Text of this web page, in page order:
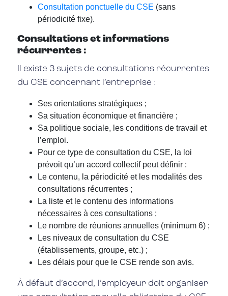
Consultation ponctuelle du CSE (sans
périodicité fixe).
Consultations et informations
récurrentes :
Il existe 3 sujets de consultations récurrentes
du CSE concernant l’entreprise :
Ses orientations stratégiques ;
Sa situation économique et financière ;
Sa politique sociale, les conditions de travail et
l’emploi.
Pour ce type de consultation du CSE, la loi
prévoit qu’un accord collectif peut définir :
Le contenu, la périodicité et les modalités des
consultations récurrentes ;
La liste et le contenu des informations
nécessaires à ces consultations ;
Le nombre de réunions annuelles (minimum 6) ;
Les niveaux de consultation du CSE
(établissements, groupe, etc.) ;
Les délais pour que le CSE rende son avis.
À défaut d’accord, l’employeur doit organiser